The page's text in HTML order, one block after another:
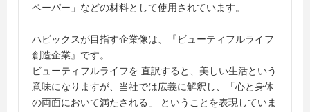
ペーパー」などの材料として使用されています。
ハビックスが目指す企業像は、『ビューティフルライフ
創造企業』です。
ビューティフルライフを 直訳すると、美しい生活という
意味になりますが、当社では広義に解釈し、「心と身体
の両面において満たされる」 ということを表現していま